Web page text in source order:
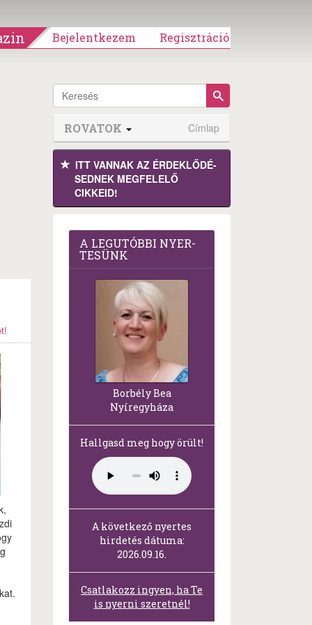
Bejelentkezem Regisztráció
ROVATOK Címlap
ITT VANNAK AZ ÉRDEK­LŐDÉ­
SEDNEK MEGFE­LELŐ
CIKKEID!
A LEG­U­TÓB­BI NYER­
TE­SÜNK
Borbély Bea
Nyíregyháza
Hallgasd meg hogy örült!
A következő nyertes
hirdetés dátuma:
2026.09.16.
Csatlakozz ingyen, ha Te
is nyerni szeretnél!